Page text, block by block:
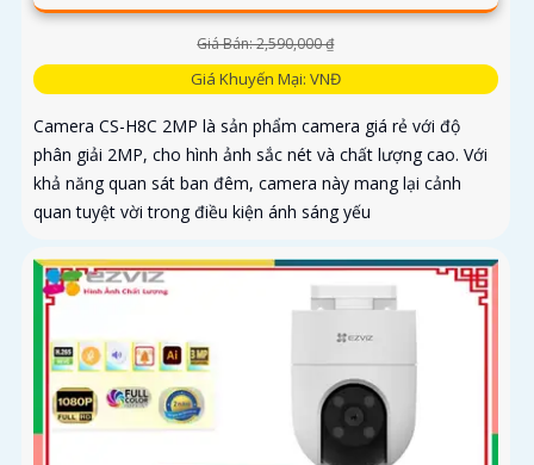
Giá Bán: 2,590,000 ₫
Giá Khuyến Mại: VNĐ
Camera CS-H8C 2MP là sản phẩm camera giá rẻ với độ
phân giải 2MP, cho hình ảnh sắc nét và chất lượng cao. Với
khả năng quan sát ban đêm, camera này mang lại cảnh
quan tuyệt vời trong điều kiện ánh sáng yếu